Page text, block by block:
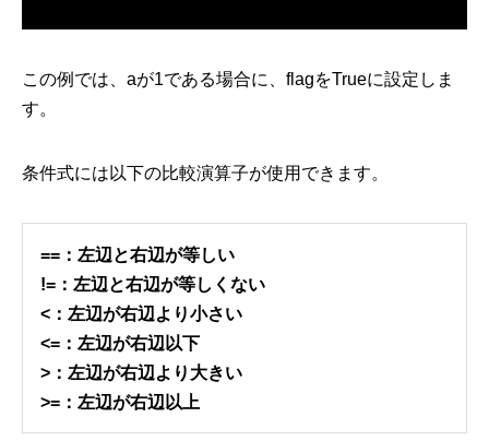
この例では、aが1である場合に、flagをTrueに設定しま
す。
条件式には以下の比較演算子が使用できます。
==：左辺と右辺が等しい
!=：左辺と右辺が等しくない
<：左辺が右辺より小さい
<=：左辺が右辺以下
>：左辺が右辺より大きい
>=：左辺が右辺以上